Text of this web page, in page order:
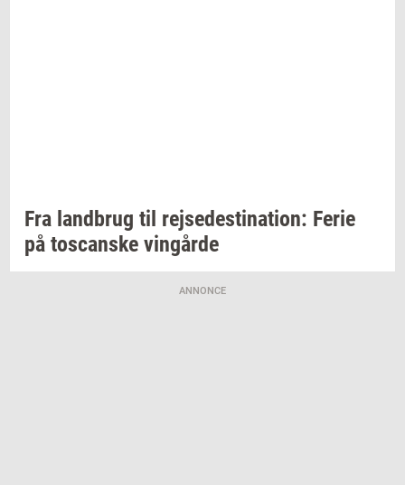
Fra land­brug til rej­se­desti­na­tion: Ferie
på toscan­ske vin­går­de
ANNONCE